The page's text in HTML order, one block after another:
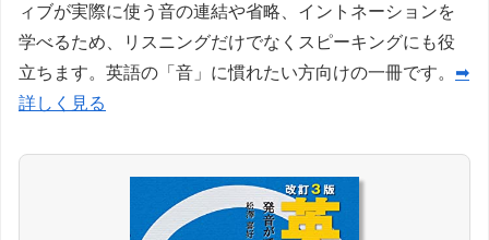
ィブが実際に使う音の連結や省略、イントネーションを
学べるため、リスニングだけでなくスピーキングにも役
立ちます。英語の「音」に慣れたい方向けの一冊です。 ➡
詳しく見る